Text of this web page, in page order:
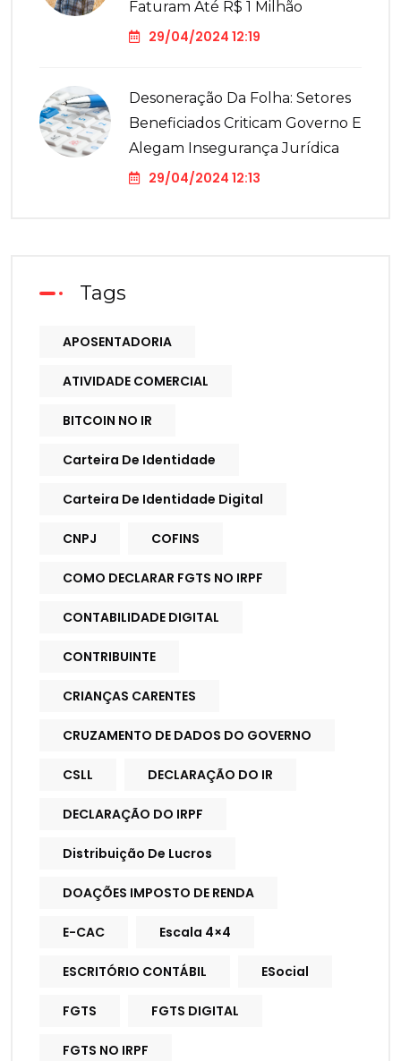
Faturam Até R$ 1 Milhão
29/04/2024 12:19
Desoneração Da Folha: Setores
Beneficiados Criticam Governo E
Alegam Insegurança Jurídica
29/04/2024 12:13
Tags
APOSENTADORIA
ATIVIDADE COMERCIAL
BITCOIN NO IR
Carteira De Identidade
Carteira De Identidade Digital
CNPJ COFINS
COMO DECLARAR FGTS NO IRPF
CONTABILIDADE DIGITAL
CONTRIBUINTE
CRIANÇAS CARENTES
CRUZAMENTO DE DADOS DO GOVERNO
CSLL DECLARAÇÃO DO IR
DECLARAÇÃO DO IRPF
Distribuição De Lucros
DOAÇÕES IMPOSTO DE RENDA
E-CAC Escala 4×4
ESCRITÓRIO CONTÁBIL ESocial
FGTS FGTS DIGITAL
FGTS NO IRPF